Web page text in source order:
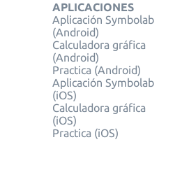
APLICACIONES
Aplicación Symbolab
(Android)
Calculadora gráfica
(Android)
Practica (Android)
Aplicación Symbolab
(iOS)
Calculadora gráfica
(iOS)
Practica (iOS)